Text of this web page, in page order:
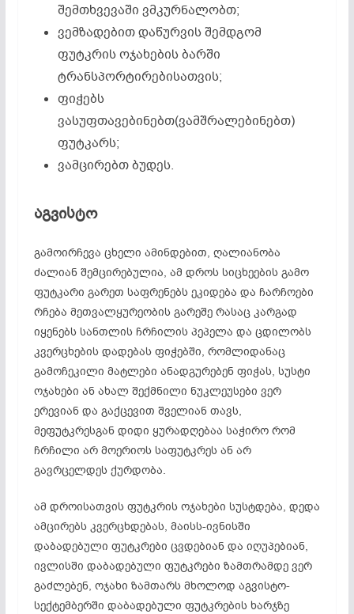
შემთხვევაში ვმკურნალობთ;
ვემზადებით დაწურვის შემდგომ
ფუტკრის ოჯახების ბარში
ტრანსპორტირებისათვის;
ფიჭებს
ვასუფთავებინებთ(ვამშრალებინებთ)
ფუტკარს;
ვამცირებთ ბუდეს.
აგვისტო
გამოირჩევა ცხელი ამინდებით, ღალიანობა
ძალიან შემცირებულია, ამ დროს სიცხეების გამო
ფუტკარი გარეთ საფრენებს ეკიდება და ჩარჩოები
რჩება მეთვალყურეობის გარეშე რასაც კარგად
იყენებს სანთლის ჩრჩილის პეპელა და ცდილობს
კვერცხების დადებას ფიჭებში, რომლიდანაც
გამოჩეკილი მატლები ანადგურებენ ფიჭას, სუსტი
ოჯახები ან ახალ შექმნილი ნუკლეუსები ვერ
ერევიან და გაქცევით შველიან თავს,
მეფუტკრესგან დიდი ყურადღებაა საჭირო რომ
ჩრჩილი არ მოერიოს საფუტკრეს ან არ
გავრცელდეს ქურდობა.
ამ დროისათვის ფუტკრის ოჯახები სუსტდება, დედა
ამცირებს კვერცხდებას, მაისს-ივნისში
დაბადებული ფუტკრები ცვდებიან და იღუპებიან,
ივლისში დაბადებული ფუტკრები ზამთრამდე ვერ
გაძლებენ, ოჯახი ზამთარს მხოლოდ აგვისტო-
სექტემბერში დაბადებული ფუტკრების ხარჯზე